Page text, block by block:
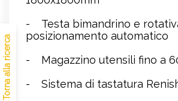
Torna alla ricerca
Testa bimandrino e
posizionamento automatico
Magazzino utensili fino a
Sistema di tastatura